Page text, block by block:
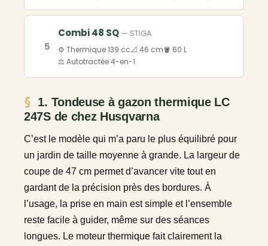
5
Combi 48 SQ — STIGA
⚙️ Thermique 139 cc📐 46 cm🪣 60 L
⚖️ Autotractée 4-en-1
1. Tondeuse à gazon thermique LC
247S de chez Husqvarna
C’est le modèle qui m’a paru le plus équilibré pour
un jardin de taille moyenne à grande. La largeur de
coupe de 47 cm permet d’avancer vite tout en
gardant de la précision près des bordures. À
l’usage, la prise en main est simple et l’ensemble
reste facile à guider, même sur des séances
longues. Le moteur thermique fait clairement la